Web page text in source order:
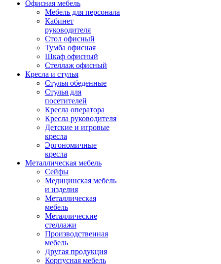
Офисная мебель
Мебель для персонала
Кабинет
руководителя
Стол офисный
Тумба офисная
Шкаф офисный
Стеллаж офисный
Кресла и стулья
Стулья обеденные
Стулья для
посетителей
Кресла оператора
Кресла руководителя
Детские и игровые
кресла
Эргономичные
кресла
Металлическая мебель
Сейфы
Медицинская мебель
и изделия
Металлическая
мебель
Металлические
стеллажи
Производственная
мебель
Другая продукция
Корпусная мебель